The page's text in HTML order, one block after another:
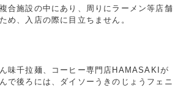
合施設の中にあり、周りにラーメン等店舗
め、入店の際に目立ちません。
味千拉麺、コーヒー専門店HAMASAKIが
で後ろには、ダイソーうきのじょうフェニ